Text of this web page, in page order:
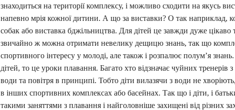
знаходиться на території комплексу, і можливо сходити на якусь
напевно мрія кожної дитини. А що за виставки? О так наприклад,
собак або виставка бджільництва. Для дітей це завжди дуже
звичайно ж можна отримати невелику дещицю знань, так що
спортивного інтересу у молоді, але також і розпалює полум’я
дітей, то це уроки плавання. Багато хто відзначає чуйних
води та повітря в принципі. Тобто діти вилазячи з води не
в інших спортивних комплексах або басейнах. Так що і діти, і
такими заняттями з плавання і найголовніше захищені від різних